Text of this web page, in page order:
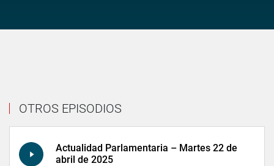
OTROS EPISODIOS
Actualidad Parlamentaria – Martes 22 de
abril de 2025